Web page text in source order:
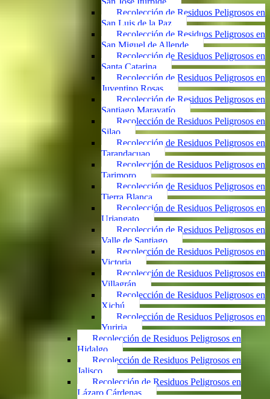
Recolección de Residuos Peligrosos en
San Luis de la Paz
Recolección de Residuos Peligrosos en
San Miguel de Allende
Recolección de Residuos Peligrosos en
Santa Catarina
Recolección de Residuos Peligrosos en
Juventino Rosas
Recolección de Residuos Peligrosos en
Santiago Maravatío
Recolección de Residuos Peligrosos en
Silao
Recolección de Residuos Peligrosos en
Tarandacuao
Recolección de Residuos Peligrosos en
Tarimoro
Recolección de Residuos Peligrosos en
Tierra Blanca
Recolección de Residuos Peligrosos en
Uriangato
Recolección de Residuos Peligrosos en
Valle de Santiago
Recolección de Residuos Peligrosos en
Victoria
Recolección de Residuos Peligrosos en
Villagrán
Recolección de Residuos Peligrosos en
Xichú
Recolección de Residuos Peligrosos en
Yuriria
Recolección de Residuos Peligrosos en
Hidalgo
Recolección de Residuos Peligrosos en
Jalisco
Recolección de Residuos Peligrosos en
Lázaro Cárdenas